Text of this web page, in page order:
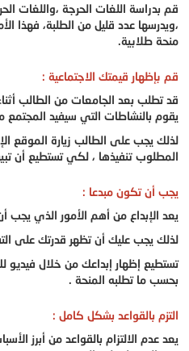
قم بدراسة اللغات الحرجة ،واللغات
،ويدرسها عدد قليل من الطلبة، فهذا
منحة طلابية.
قم بإظهار قيمتك الاجتماعية :
قد تطلب بعد الجامعات من الطالب
يقوم بالنشاطات التي سيفيد المجتمع
لذلك يجب على الطالب زيارة الموقع
المطلوب تنفيذها ، لكي تستطيع أن
يجب أن تكون مبدعا :
يعد الإبداع من أهم الأمور الذي يجب
لذلك يجب عليك أن تظهر قدرتك على
تستطيع إظهار إبداعك من خلال
بحسب ما تطلبه المنحة .
التزم بالقواعد بشكل كامل :
يعد عدم الالتزام بالقواعد من أبرز